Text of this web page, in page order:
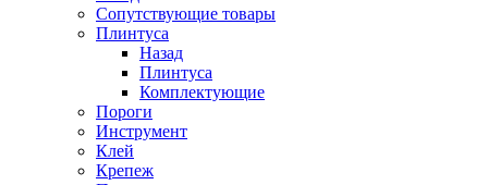
Сопутствующие товары
Плинтуса
Назад
Плинтуса
Комплектующие
Пороги
Инструмент
Клей
Крепеж